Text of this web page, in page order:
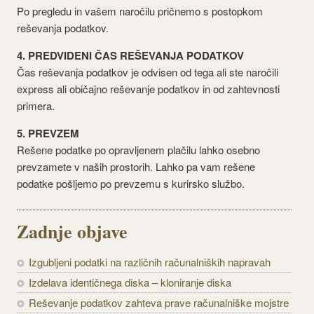
Po pregledu in vašem naročilu pričnemo s postopkom
reševanja podatkov.
4. PREDVIDENI ČAS REŠEVANJA PODATKOV
Čas reševanja podatkov je odvisen od tega ali ste naročili
express ali običajno reševanje podatkov in od zahtevnosti
primera.
5. PREVZEM
Rešene podatke po opravljenem plačilu lahko osebno
prevzamete v naših prostorih. Lahko pa vam rešene
podatke pošljemo po prevzemu s kurirsko službo.
Zadnje objave
Izgubljeni podatki na različnih računalniških napravah
Izdelava identičnega diska – kloniranje diska
Reševanje podatkov zahteva prave računalniške mojstre